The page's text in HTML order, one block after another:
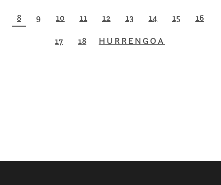
8 9 10 11 12 13 14 15 16
17 18 HURRENGOA